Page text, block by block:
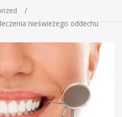
nieświeżego oddechu